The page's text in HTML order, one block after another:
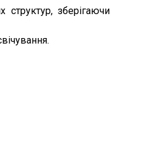
структур, зберігаючи